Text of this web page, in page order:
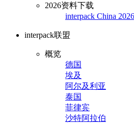
2026资料下载
interpack China
interpack联盟
概览
德国
埃及
阿尔及利亚
泰国
菲律宾
沙特阿拉伯